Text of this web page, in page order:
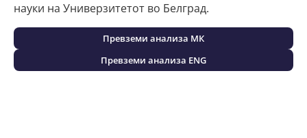
науки на Универзитетот во Белград.
Превземи анализа МК
Превземи анализа ENG